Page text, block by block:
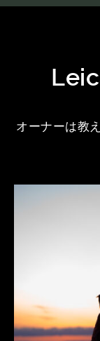
オーナーは教